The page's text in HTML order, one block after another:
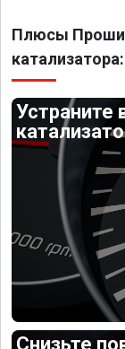
Плюсы
катализатора:
Устраните
Снизьте